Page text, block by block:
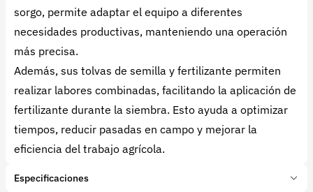
sorgo, permite adaptar el equipo a diferentes
necesidades productivas, manteniendo una operación
más precisa.
Además, sus tolvas de semilla y fertilizante permiten
realizar labores combinadas, facilitando la aplicación de
fertilizante durante la siembra. Esto ayuda a optimizar
tiempos, reducir pasadas en campo y mejorar la
eficiencia del trabajo agrícola.
Especificaciones